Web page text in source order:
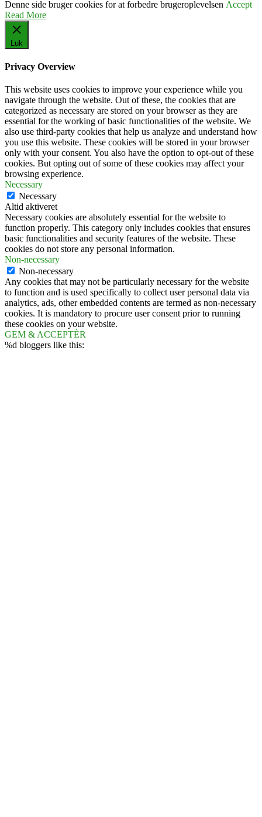
Denne side bruger cookies for at forbedre brugeroplevelsen Accept
Read More
Luk
Privacy Overview
This website uses cookies to improve your experience while you
navigate through the website. Out of these, the cookies that are
categorized as necessary are stored on your browser as they are
essential for the working of basic functionalities of the website. We
also use third-party cookies that help us analyze and understand how
you use this website. These cookies will be stored in your browser
only with your consent. You also have the option to opt-out of these
cookies. But opting out of some of these cookies may affect your
browsing experience.
Necessary
Necessary
Altid aktiveret
Necessary cookies are absolutely essential for the website to
function properly. This category only includes cookies that ensures
basic functionalities and security features of the website. These
cookies do not store any personal information.
Non-necessary
Non-necessary
Any cookies that may not be particularly necessary for the website
to function and is used specifically to collect user personal data via
analytics, ads, other embedded contents are termed as non-necessary
cookies. It is mandatory to procure user consent prior to running
these cookies on your website.
GEM & ACCEPTÈR
%d bloggers like this: